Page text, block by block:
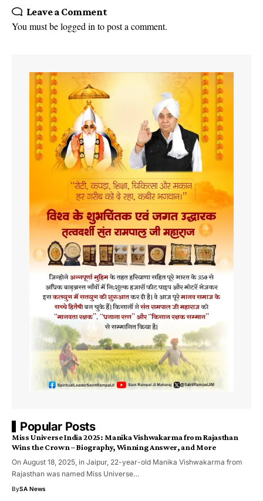
Leave a Comment
You must belogged into post a comment.
Popular Posts
Miss Universe India 2025: Manika Vishwakarma from Rajasthan
Wins the Crown – Biography, Winning Answer, and More
On August 18, 2025, in Jaipur, 22-year-old Manika Vishwakarma from
Rajasthan was named Miss Universe…
BySA News